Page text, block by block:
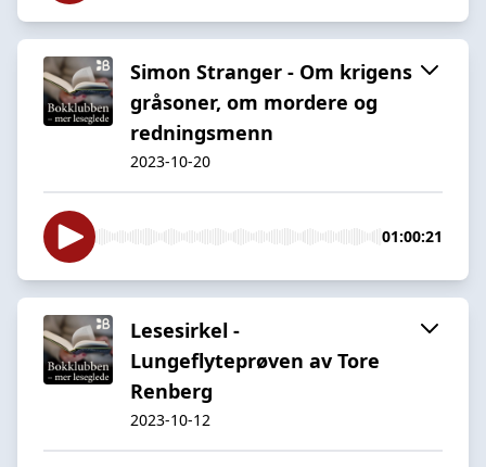
Simon Stranger - Om krigens
gråsoner, om mordere og
redningsmenn
2023-10-20
01:00:21
Lesesirkel -
Lungeflyteprøven av Tore
Renberg
2023-10-12